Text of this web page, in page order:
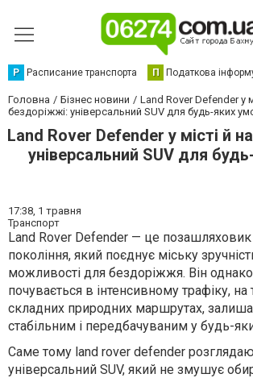
Р Расписание транспорта П Податкова
Головна Бізнес новини
Land Rover Defender у
бездоріжжі: універсальний SUV для будь-яких
Land Rover Defender у місті й
універсальний SUV для
17:38, 1 травня
Транспорт
Land Rover Defender — це
покоління, який поєднує міську
можливості для бездоріжжя. Він
почувається в інтенсивному трафіку, на
складних природних маршрутах,
стабільним і передбачуваним у будь-
Саме тому land rover defender
універсальний SUV, який не змушує